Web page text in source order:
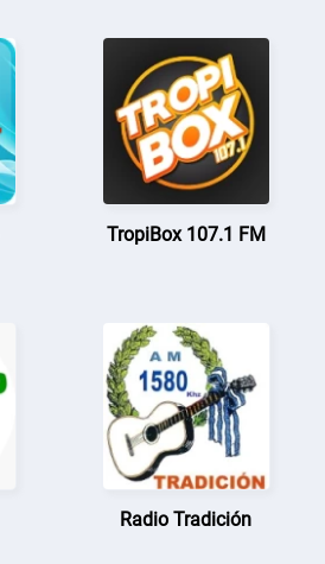
TropiBox 107.1 FM
Radio Tradición